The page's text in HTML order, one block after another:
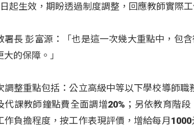
起生效，期盼透過制度調整，回應教師實際工
署長 彭富源：「也是這一次幾大重點中，包
大的保障。」
調整重點包括：公立高級中等以下學校導師
代課教師鐘點費全面調增20%；另依教育階
作負擔程度，按工作表現評價，增給每月